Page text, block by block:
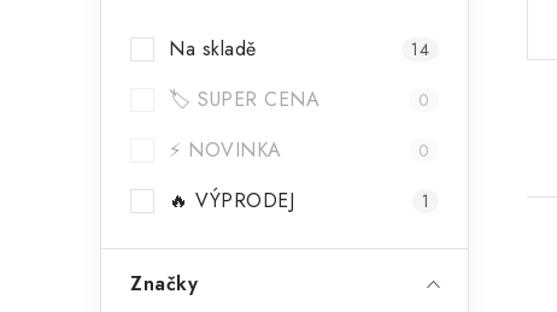
a
Na skladě 14
🏷️ SUPER CENA 0
⚡ NOVINKA 0
🔥 VÝPRODEJ 1
Značky